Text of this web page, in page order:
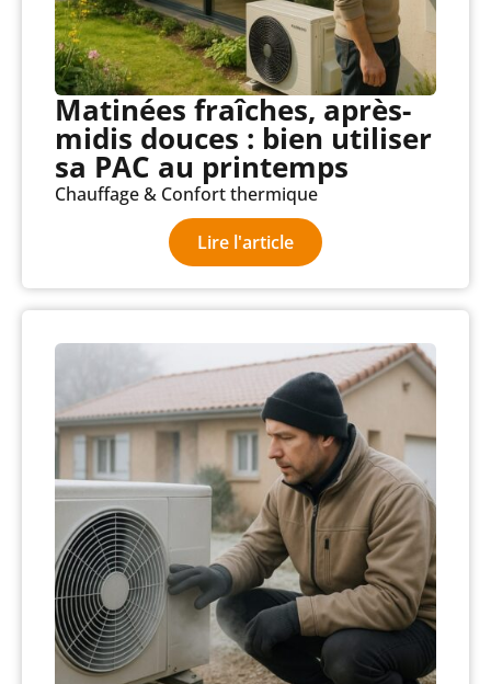
Matinées fraîches, après-
midis douces : bien utiliser
sa PAC au printemps
Chauffage & Confort thermique
Lire l'article